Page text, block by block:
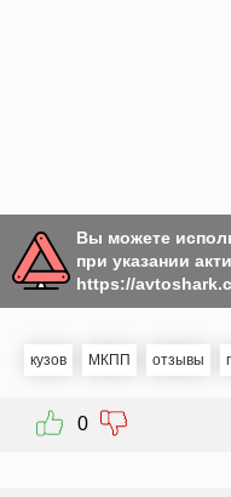
Вы можете
при указании
https://
кузов МКПП отзывы
0